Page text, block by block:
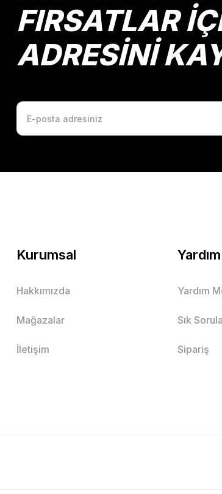
FIRSATLAR
ADRESİNİ
Kurumsal
Hakkımızda
Mağazalar
İletişim
Yardım
Yardım
Sık
Sipariş